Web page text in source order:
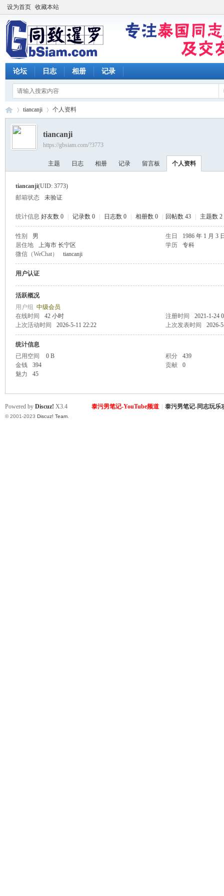
设为首页 收藏本站
论坛 日志 相册 记录
›
tiancanji 个人资料
tiancanji
https://gbsiam.com/?3773
主题 日志 相册 记录 留言板 个人资料
tiancanji(UID: 3773)
邮箱状态
未验证
统计信息 好友数 0 记录数 0 日志数 0 相册数 0 回帖数 43 主题数 2
性别 男 生日
1986 年 1 月 3
居住地
上海市 长宁区 学历
专科
微信（WeChat）
tiancanji
用户认证
活跃概况
用户组 中级会员
在线时间
42 小时 注册时间
2021-1-24
上次活动时间
2026-5-11 22:22 上次发表时间 2026-
统计信息
已用空间
0 B 积分
439
金钱
394 贡献
0
魅力
45
泰污男笔记-YouTube频道 泰污男笔记-同志玩乐
Powered by Discuz! X3.4
© 2001-2023 Discuz! Team.